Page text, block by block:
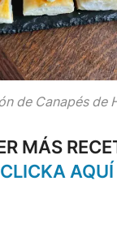
de Canapés de
MÁS
CLICKA AQUÍ